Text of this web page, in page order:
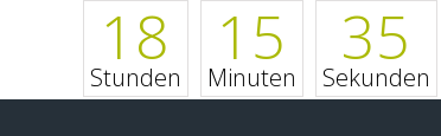
18
Stunden
15
Minuten
35
Sekunden